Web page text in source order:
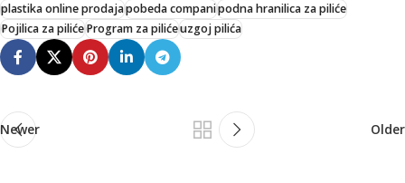
plastika online prodajapobeda companipodna hranilica za piliće
Pojilica za pilićeProgram za pilićeuzgoj pilića
Newer Older